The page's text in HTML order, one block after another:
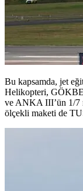
Bu kapsamda, jet
Helikopteri,
ve ANKA III’ün 1/7
ölçekli maketi de